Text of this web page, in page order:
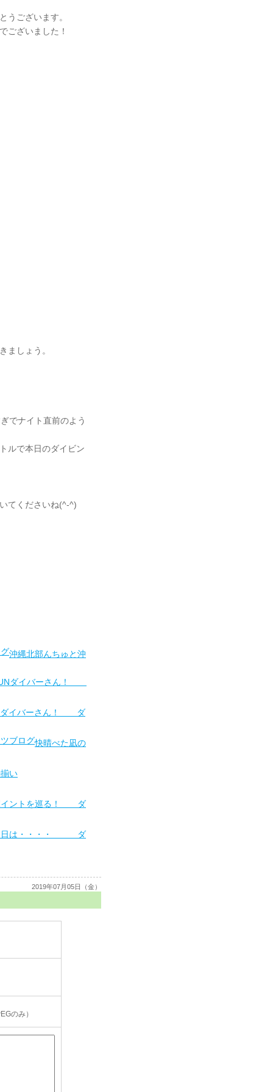
うございます。
ございました！
ましょう。
でナイト直前のよう
ルで本日のダイビン
てくださいね(^-^)
沖縄北部んちゅと沖
ダイバーさん！ ダ
快晴べた凪の
い
イントを巡る！ ダ
日は・・・・ ダ
2019年07月05日（金）
のみ）